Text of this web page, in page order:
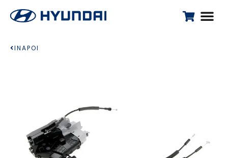
INAPOI